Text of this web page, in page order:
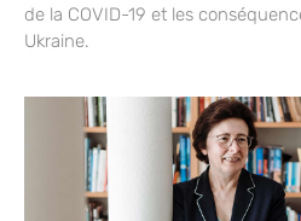
de la COVID-19 et les
Ukraine.